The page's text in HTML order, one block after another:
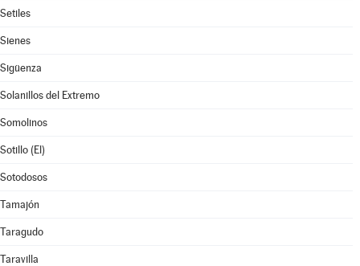
Setiles
Sienes
Sigüenza
Solanillos del Extremo
Somolinos
Sotillo (El)
Sotodosos
Tamajón
Taragudo
Taravilla